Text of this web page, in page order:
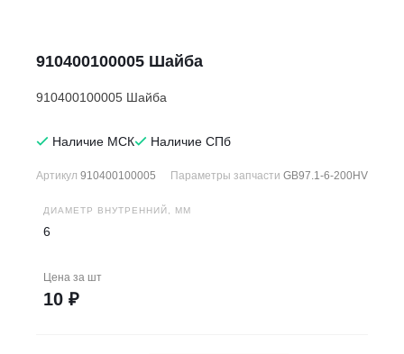
910400100005 Шайба
910400100005 Шайба
Наличие МСК Наличие СПб
Артикул 910400100005 Параметры запчасти GB97.1-6-200HV
ДИАМЕТР ВНУТРЕННИЙ, ММ
6
Цена за шт
10 ₽